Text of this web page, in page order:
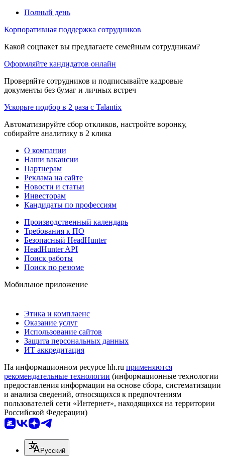
Полный день
Корпоративная поддержка сотрудников
Какой соцпакет вы предлагаете семейным сотрудникам?
Оформляйте кандидатов онлайн
Проверяйте сотрудников и подписывайте кадровые
документы без бумаг и личных встреч
Ускорьте подбор в 2 раза с Talantix
Автоматизируйте сбор откликов, настройте воронку,
собирайте аналитику в 2 клика
О компании
Наши вакансии
Партнерам
Реклама на сайте
Новости и статьи
Инвесторам
Кандидаты по профессиям
Производственный календарь
Требования к ПО
Безопасный HeadHunter
HeadHunter API
Поиск работы
Поиск по резюме
Мобильное приложение
Этика и комплаенс
Оказание услуг
Использование сайтов
Защита персональных данных
ИТ аккредитация
На информационном ресурсе hh.ru применяются
рекомендательные технологии (информационные технологии
предоставления информации на основе сбора, систематизации
и анализа сведений, относящихся к предпочтениям
пользователей сети «Интернет», находящихся на территории
Российской Федерации)
Русский